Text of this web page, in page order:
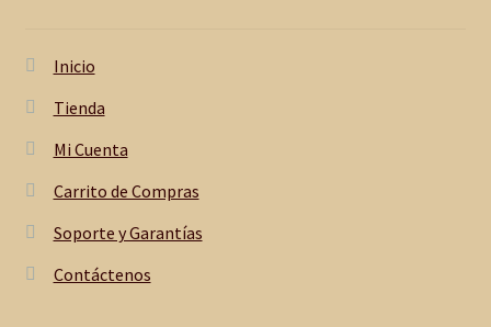
Inicio
Tienda
Mi Cuenta
Carrito de Compras
Soporte y Garantías
Contáctenos